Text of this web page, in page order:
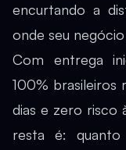
encurtando a
onde seu
Com entrega
100% brasileiros
dias e zero risco
resta é: